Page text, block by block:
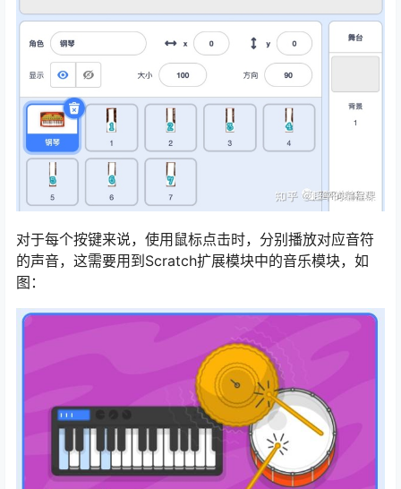
对于每个按键来说，使用鼠标点击时，分别播放对应音符
的声音，这需要用到Scratch扩展模块中的音乐模块，如
图：